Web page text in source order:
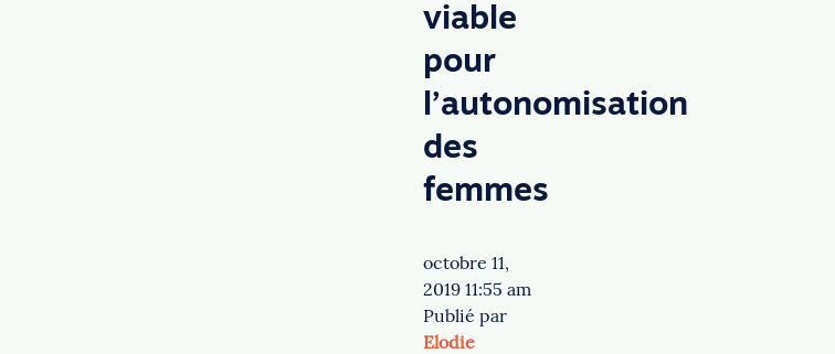
viable
pour
l’autonomisation
des
femmes
octobre 11,
2019 11:55 am
Publié par
Elodie